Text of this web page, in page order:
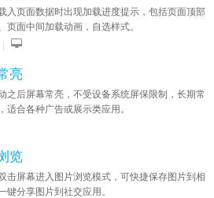
入页面数据时出现加载进度提示，包括页面顶部
页面中间加载动画，自选样式。
|
亮
之后屏幕常亮，不受设备系统屏保限制，长期常
适合各种广告或展示类应用。
览
击屏幕进入图片浏览模式，可快捷保存图片到相
键分享图片到社交应用。